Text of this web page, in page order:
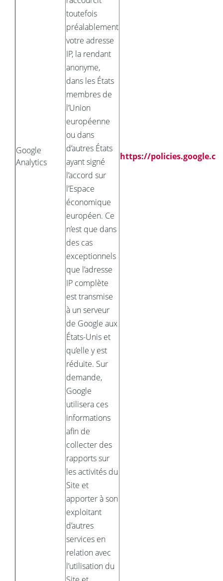
Google
Analytics
toutefois
préalablement
votre adresse
IP, la rendant
anonyme,
dans les États
membres de
l’Union
européenne
ou dans
d’autres États
ayant signé
l’accord sur
l’Espace
économique
européen. Ce
n’est que dans
des cas
exceptionnels
que l’adresse
IP complète
est transmise
à un serveur
de Google aux
États-Unis et
qu’elle y est
réduite. Sur
demande,
Google
utilisera ces
informations
afin de
collecter des
rapports sur
les activités du
Site et
apporter à son
exploitant
d’autres
services en
relation avec
l’utilisation du
https://